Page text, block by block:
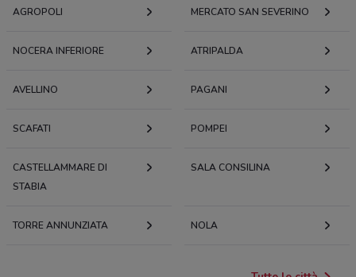
AGROPOLI MERCATO SAN SEVERINO
NOCERA INFERIORE ATRIPALDA
AVELLINO PAGANI
SCAFATI POMPEI
CASTELLAMMARE DI
STABIA
SALA CONSILINA
TORRE ANNUNZIATA NOLA